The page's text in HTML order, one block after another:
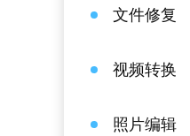
文件修复
视频转换
照片编辑